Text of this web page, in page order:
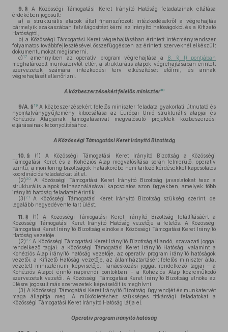
9. § A Közösségi Támogatási Keret Irányító Hatóság feladatainak ellátása
érdekében jogosult:
a) a strukturális alapok által finanszírozott intézkedésekről a végrehajtás
bármelyik szakaszában felvilágosítást kérni az irányító hatóságoktól és a Kifizető
Hatóságtól,
b) a Közösségi Támogatási Keret végrehajtásában érintett intézményrendszer
folyamatos továbbfejlesztésével összefüggésben az érintett szerveknél elkészült
dokumentumokat megismerni,
c) 17 amennyiben az operatív program végrehajtása a 8. § l) pontjában
meghatározott munkatervtől eltér, a strukturális alapok végrehajtásában érintett
szervezetek számára intézkedési terv elkészítését előírni, és annak
végrehajtását ellenőrizni.
A közbeszerzésekért felelős miniszter18
9/A. § 19 A közbeszerzésekért felelős miniszter feladata gyakorlati útmutató és
nyomtatványgyűjtemény kibocsátása az Európai Unió strukturális alapjai és
Kohéziós Alapjának támogatásaival megvalósuló projektek közbeszerzési
eljárásainak lebonyolításához.
A Közösségi Támogatási Keret Irányító Bizottság
10. § (1) A Közösségi Támogatási Keret Irányító Bizottság a Közösségi
Támogatási Keret és a Kohéziós Alap megvalósítása során felmerülő, operatív
szintű, a monitoring bizottságok hatáskörébe nem tartozó kérdésekkel kapcsolatos
koordinációs feladatokat lát el.
(2) 20
A Közösségi Támogatási Keret Irányító Bizottság javaslatokat tesz a
strukturális alapok felhasználásával kapcsolatos azon ügyekben, amelyek több
irányító hatóság feladatait érintik.
(3) 21
A Közösségi Támogatási Keret Irányító Bizottság szükség szerint, de
legalább negyedévente tart ülést.
11. § (1) A Közösségi Támogatási Keret Irányító Bizottság felállításáért a
Közösségi Támogatási Keret Irányító Hatóság vezetője a felelős. A Közösségi
Támogatási Keret Irányító Bizottság elnöke a Közösségi Támogatási Keret Irányító
Hatóság vezetője.
(2) 22 A Közösségi Támogatási Keret Irányító Bizottság állandó, szavazati joggal
rendelkező tagjai: a Közösségi Támogatási Keret Irányító Hatóság, valamint a
Kohéziós Alap irányító hatóság vezetője, az operatív program irányító hatóságok
vezetői, a Kifizető Hatóság vezetője, az államháztartásért felelős miniszter által
vezetett minisztérium képviselője. Tanácskozási joggal rendelkező tagjai – a
Kohéziós Alapot érintő napirendi pontokban – a Kohéziós Alap közreműködő
szervezetek vezetői. A Közösségi Támogatási Keret Irányító Bizottság elnöke az
ülésre jogosult más szervezetek képviselőit is meghívni.
(3) A Közösségi Támogatási Keret Irányító Bizottság ügyrendjét és munkatervét
maga állapítja meg. A működtetéshez szükséges titkársági feladatokat a
Közösségi Támogatási Keret Irányító Hatóság látja el.
Operatív program irányító hatóság